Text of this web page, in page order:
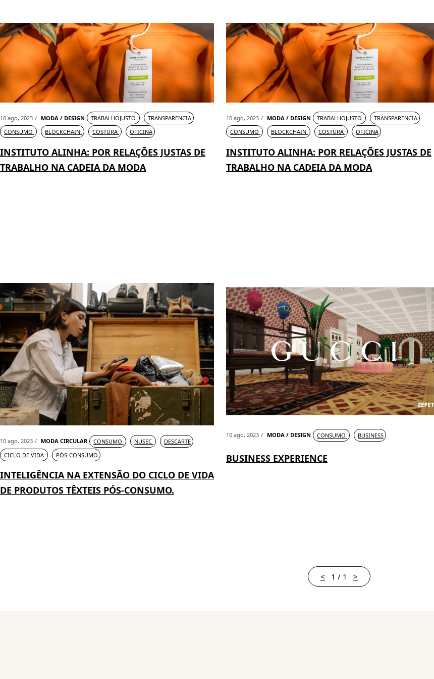
10 ago, 2023 MODA / DESIGN TRABALHOJUSTO
TRANSPARENCIA
CONSUMO
BLOCKCHAIN COSTURA OFICINA
INSTITUTO ALINHA: POR RELAÇÕES JUSTAS DE
TRABALHO NA CADEIA DA MODA
10 ago, 2023 MODA / DESIGN TRABALHOJUSTO
TRANSPARENCIA
CONSUMO
BLOCKCHAIN COSTURA OFICINA
INSTITUTO ALINHA: POR RELAÇÕES JUSTAS DE
TRABALHO NA CADEIA DA MODA
10 ago, 2023 MODA CIRCULAR CONSUMO NUSEC
DESCARTE
CICLO DE VIDA
PÓS-CONSUMO
INTELIGÊNCIA NA EXTENSÃO DO CICLO DE VIDA
DE PRODUTOS TÊXTEIS PÓS-CONSUMO.
10 ago, 2023 MODA / DESIGN CONSUMO BUSINESS
BUSINESS EXPERIENCE
< 1 / 1 >